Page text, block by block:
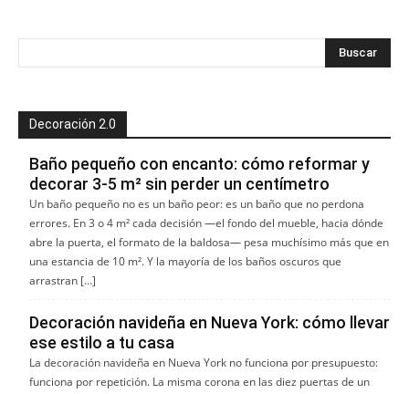
Decoración 2.0
Baño pequeño con encanto: cómo reformar y
decorar 3-5 m² sin perder un centímetro
Un baño pequeño no es un baño peor: es un baño que no perdona
errores. En 3 o 4 m² cada decisión —el fondo del mueble, hacia dónde
abre la puerta, el formato de la baldosa— pesa muchísimo más que en
una estancia de 10 m². Y la mayoría de los baños oscuros que
arrastran […]
Decoración navideña en Nueva York: cómo llevar
ese estilo a tu casa
La decoración navideña en Nueva York no funciona por presupuesto:
funciona por repetición. La misma corona en las diez puertas de un